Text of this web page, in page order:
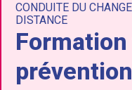
CONDUITE DU
DISTANCE